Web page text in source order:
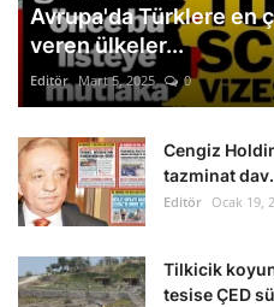
Avrupa'da Türklere en
veren ülkeler...
Editör Mart 5, 2025 0
Cengiz
tazminat
Editör Ocak 19,
Tilkicik
tesise ÇED